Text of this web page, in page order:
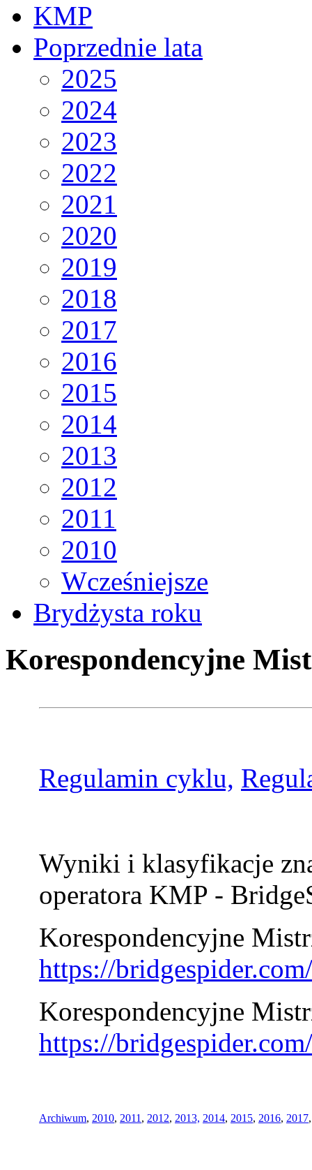
KMP
Poprzednie lata
2025
2024
2023
2022
2021
2020
2019
2018
2017
2016
2015
2014
2013
2012
2011
2010
Wcześniejsze
Brydżysta roku
Korespondencyjne
Regulamin cyklu,
Wyniki i klasyfikacje
operatora KMP -
Korespondencyjne
https://
Korespondencyjne
https://
Archiwum, 2010, 2011 , 2012, 2013, 2014, 2015, 2016, 2017